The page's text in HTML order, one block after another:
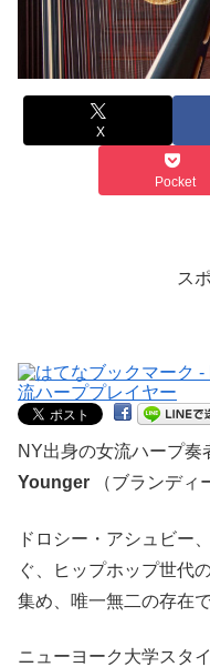
X
Pocket
ス
NY出身の女流ハープ奏
Younger （ブランディ
ドロシー・アシュビー
ぐ、ヒップホップ世代
集め、唯一無二の存在
ニューヨーク大学スタ